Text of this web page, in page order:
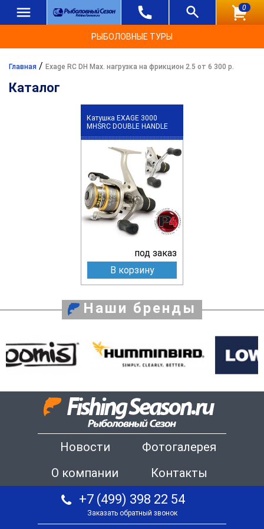
0
РЫБОЛОВНЫЕ ТУРЫ
Главная / Exage RC DH Max. нагрузка на фрикцион 2.5 от 6 300 р.
Каталог
Катушка EXAGE 3000
MHSRC DOUBLE HANDLE
под заказ
В корзину
Наши бренды
Новости
Фотогалерея
О компании
Контакты
+7 (499) 398 22 54
Заказать обратный звонок